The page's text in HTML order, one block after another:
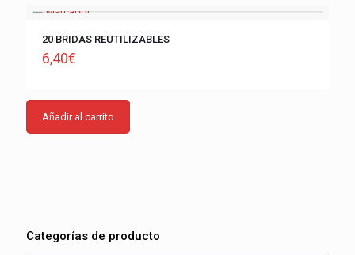
20 BRIDAS REUTILIZABLES
6,40€
Añadir al carrito
Categorías de producto